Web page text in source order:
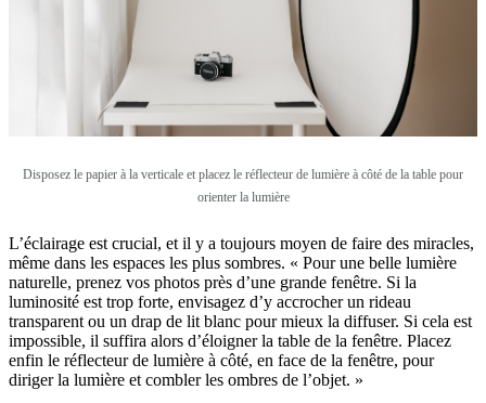
Disposez le papier à la verticale et placez le réflecteur de lumière à côté de la table pour
orienter la lumière
L’éclairage est crucial, et il y a toujours moyen de faire des miracles,
même dans les espaces les plus sombres. « Pour une belle lumière
naturelle, prenez vos photos près d’une grande fenêtre. Si la
luminosité est trop forte, envisagez d’y accrocher un rideau
transparent ou un drap de lit blanc pour mieux la diffuser. Si cela est
impossible, il suffira alors d’éloigner la table de la fenêtre. Placez
enfin le réflecteur de lumière à côté, en face de la fenêtre, pour
diriger la lumière et combler les ombres de l’objet. »